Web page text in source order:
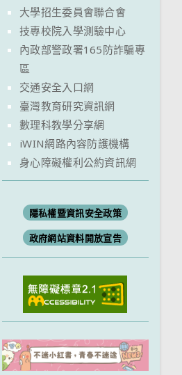
大學招生委員會聯合會
技專校院入學測驗中心
內政部警政署165防詐騙專
區
交通安全入口網
臺灣教育研究資訊網
數理科教學分享網
iWIN網路內容防護機構
身心障礙權利公約資訊網
隱私權暨資訊安全政策
政府網站資料開放宣告